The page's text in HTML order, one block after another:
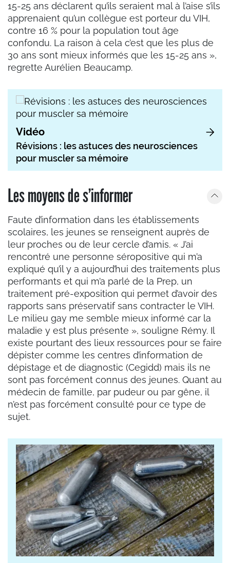
15-25 ans déclarent qu’ils seraient mal à l’aise s’ils
apprenaient qu’un collègue est porteur du VIH,
contre 16 % pour la population tout âge
confondu. La raison à cela c’est que les plus de
30 ans sont mieux informés que les 15-25 ans »,
regrette Aurélien Beaucamp.
Vidéo
Révisions : les astuces des neurosciences
pour muscler sa mémoire
Les moyens de s’informer
Faute d’information dans les établissements
scolaires, les jeunes se renseignent auprès de
leur proches ou de leur cercle d’amis. « J’ai
rencontré une personne séropositive qui m’a
expliqué qu’il y a aujourd’hui des traitements plus
performants et qui m’a parlé de la Prep, un
traitement pré-exposition qui permet d’avoir des
rapports sans préservatif sans contracter le VIH.
Le milieu gay me semble mieux informé car la
maladie y est plus présente », souligne Rémy. Il
existe pourtant des lieux ressources pour se faire
dépister comme les centres d’information de
dépistage et de diagnostic (Cegidd) mais ils ne
sont pas forcément connus des jeunes. Quant au
médecin de famille, par pudeur ou par gêne, il
n’est pas forcément consulté pour ce type de
sujet.